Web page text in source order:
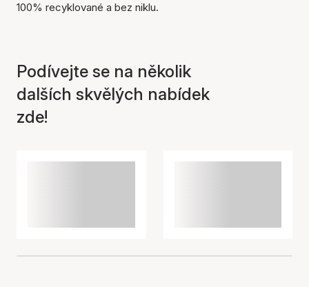
100% recyklované a bez niklu.
Podívejte se na několik
dalších skvělých nabídek
zde!